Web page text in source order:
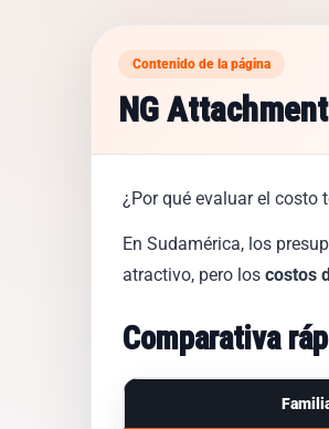
Contenido de la página
NG
¿Por qué evaluar el costo
En Sudamérica, los
atractivo, pero los costos
Comparativa